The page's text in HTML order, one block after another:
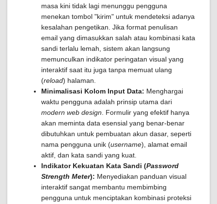
masa kini tidak lagi menunggu pengguna
menekan tombol "kirim" untuk mendeteksi adanya
kesalahan pengetikan. Jika format penulisan
email yang dimasukkan salah atau kombinasi kata
sandi terlalu lemah, sistem akan langsung
memunculkan indikator peringatan visual yang
interaktif saat itu juga tanpa memuat ulang
(reload) halaman.
Minimalisasi Kolom Input Data: Menghargai
waktu pengguna adalah prinsip utama dari
modern web design . Formulir yang efektif hanya
akan meminta data esensial yang benar-benar
dibutuhkan untuk pembuatan akun dasar, seperti
nama pengguna unik (username), alamat email
aktif, dan kata sandi yang kuat.
Indikator Kekuatan Kata Sandi (Password
Strength Meter): Menyediakan panduan visual
interaktif sangat membantu membimbing
pengguna untuk menciptakan kombinasi proteksi